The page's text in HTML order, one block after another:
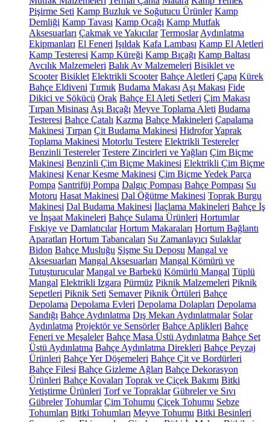
Pişirme Seti Kamp Buzluk ve Soğutucu Ürünler Kamp
Demliği Kamp Tavası Kamp Ocağı Kamp Mutfak
Aksesuarları Çakmak ve Yakıcılar Termoslar Aydınlatma
Ekipmanları El Feneri Işıldak Kafa Lambası Kamp El Aletleri
Kamp Testeresi Kamp Küreği Kamp Bıçağı Kamp Baltası
Avcılık Malzemeleri Balık Av Malzemeleri Bisiklet ve
Scooter Bisiklet Elektrikli Scooter Bahçe Aletleri Çapa Kürek
Bahçe Eldiveni Tırmık Budama Makası Aşı Makası Fide
Dikici ve Sökücü Orak Bahçe El Aleti Setleri Çim Makası
Tırpan Misinası Aşı Bıçağı Meyve Toplama Aleti Budama
Testeresi Bahçe Çatalı Kazma Bahçe Makineleri Çapalama
Makinesi Tırpan Çit Budama Makinesi HidroforYaprak
Toplama Makinesi Motorlu Testere Elektrikli Testereler
Benzinli Testereler Testere Zincirleri ve Yağları Çim Biçme
Makinesi Benzinli Çim Biçme Makinesi Elektrikli Çim Biçme
Makinesi Kenar Kesme Makinesi Çim Biçme Yedek Parça
Pompa Santrifüj Pompa Dalgıç Pompası Bahçe Pompası Su
Motoru Hasat Makinesi Dal Öğütme Makinesi Toprak Burgu
Makinesi Dal Budama Makinesi İlaçlama Makineleri Bahçe İş
ve İnşaat Makineleri Bahçe Sulama Ürünleri Hortumlar
Fıskiye ve Damlatıcılar Hortum Makaraları Hortum Bağlantı
Aparatları Hortum Tabancaları Su Zamanlayıcı Sulaklar
Bidon Bahçe Musluğu Şişme Su Deposu Mangal ve
Aksesuarları Mangal Aksesuarları Mangal Kömürü ve
Tutuşturucular Mangal ve Barbekü Kömürlü Mangal Tüplü
Mangal Elektrikli Izgara Pürmüz Piknik Malzemeleri Piknik
Sepetleri Piknik Seti Semaver Piknik Örtüleri Bahçe
Depolama Depolama Evleri Depolama Dolapları Depolama
Sandığı Bahçe Aydınlatma Dış Mekan Aydınlatmalar Solar
Aydınlatma Projektör ve Sensörler Bahçe Aplikleri Bahçe
Feneri ve Meşaleler Bahçe Masa Üstü Aydınlatma Bahçe Set
Üstü Aydınlatma Bahçe Aydınlatma Direkleri Bahçe Peyzaj
Ürünleri Bahçe Yer Döşemeleri Bahçe Çit ve Bordürleri
Bahçe Filesi Bahçe Gizleme Ağları Bahçe Dekorasyon
Ürünleri Bahçe Kovaları Toprak ve Çiçek Bakımı Bitki
Yetiştirme Ürünleri Torf ve Topraklar Gübreler ve Sıvı
Gübreler Tohumlar Çim Tohumu Çiçek Tohumu Sebze
Tohumları Bitki Tohumları Meyve Tohumu Bitki Besinleri